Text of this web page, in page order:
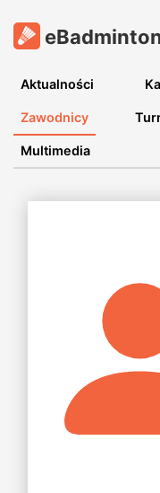
Aktualności
Zawodnicy
Multimedia